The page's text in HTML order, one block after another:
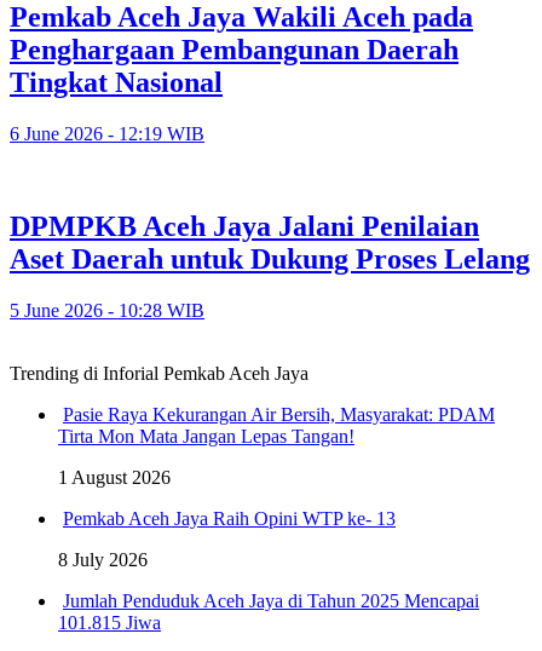
Pemkab Aceh Jaya Wakili Aceh pada
Penghargaan Pembangunan Daerah
Tingkat Nasional
6 June 2026 - 12:19 WIB
DPMPKB Aceh Jaya Jalani Penilaian
Aset Daerah untuk Dukung Proses Lelang
5 June 2026 - 10:28 WIB
Trending di Inforial Pemkab Aceh Jaya
Pasie Raya Kekurangan Air Bersih, Masyarakat: PDAM
Tirta Mon Mata Jangan Lepas Tangan!
1 August 2026
Pemkab Aceh Jaya Raih Opini WTP ke- 13
8 July 2026
Jumlah Penduduk Aceh Jaya di Tahun 2025 Mencapai
101.815 Jiwa